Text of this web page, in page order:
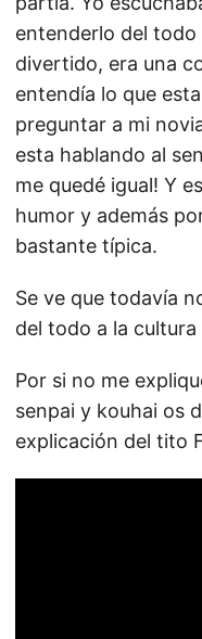
entenderlo del todo
divertido, era una
entendía lo que
preguntar a mi
esta hablando al
me quedé igual! Y
humor y además
bastante típica.
Se ve que todavía
del todo a la cultura
Por si no me
senpai y kouhai os
explicación del tito